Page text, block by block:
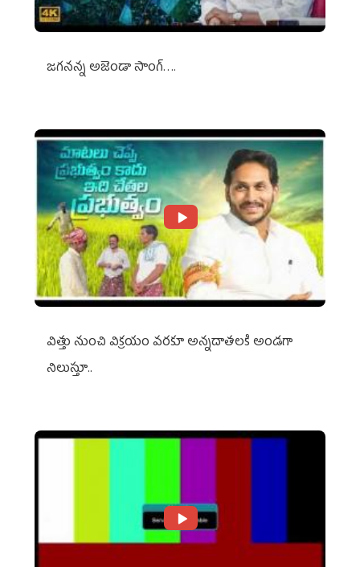
జగనన్న అజెండా సాంగ్….
విత్తు నుంచి విక్రయం వరకూ అన్నదాతలకి అండగా
నిలుస్తూ..